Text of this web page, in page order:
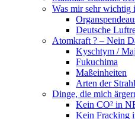
Was mir sehr wichtig
Deutsche
Atomkraft ? – Nein
Kyschtym /
Fukuchima
Maßeinheiten
Arten der
Dinge, die mich
Kein CO² in
Kein Fracking